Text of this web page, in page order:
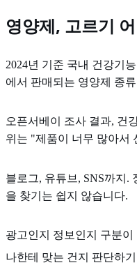
영양제, 고르기
2024년 기준 국내 건강기
에서 판매되는 영양제 종
오픈서베이 조사 결과, 건
위는 "제품이 너무 많아서
블로그, 유튜브, SNS까지.
을 찾기는 쉽지 않습니다.
광고인지 정보인지 구분이
나한테 맞는 건지 판단하